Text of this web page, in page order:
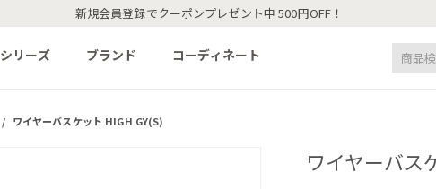
新規会員登録でクーポンプレゼント中 500円OFF！
シリーズ ブランド コーディネート
/ ワイヤーバスケット HIGH GY(S)
ワイヤーバス